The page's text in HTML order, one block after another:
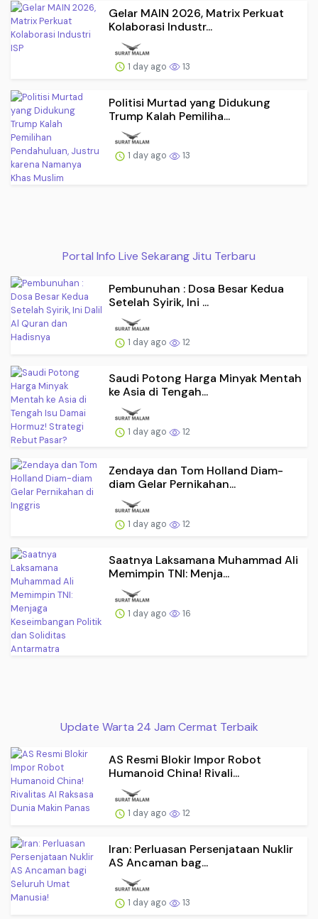
Gelar MAIN 2026, Matrix Perkuat
Kolaborasi Industr...
1 day ago 13
Politisi Murtad yang Didukung
Trump Kalah Pemiliha...
1 day ago 13
Portal Info Live Sekarang Jitu Terbaru
Pembunuhan : Dosa Besar Kedua
Setelah Syirik, Ini ...
1 day ago 12
Saudi Potong Harga Minyak Mentah
ke Asia di Tengah...
1 day ago 12
Zendaya dan Tom Holland Diam-
diam Gelar Pernikahan...
1 day ago 12
Saatnya Laksamana Muhammad Ali
Memimpin TNI: Menja...
1 day ago 16
Update Warta 24 Jam Cermat Terbaik
AS Resmi Blokir Impor Robot
Humanoid China! Rivali...
1 day ago 12
Iran: Perluasan Persenjataan Nuklir
AS Ancaman bag...
1 day ago 13